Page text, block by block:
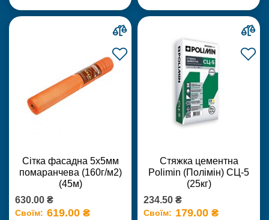
Сітка фасадна 5х5мм
помаранчева (160г/м2)
(45м)
630.00 ₴
Своїм: 619.00 ₴
Стяжка цементна
Polimin (Полімін) СЦ-5
(25кг)
234.50 ₴
Своїм: 179.00 ₴